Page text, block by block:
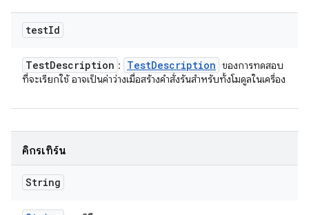
testId
TestDescription : TestDescription ของการทดสอบ
ที่จะเรียกใช้ อาจเป็นค่าว่างเมื่อสร้างคำสั่งรันสำหรับทั้งโมดูลในเครื่อง
คิกรีเทิร์น
String